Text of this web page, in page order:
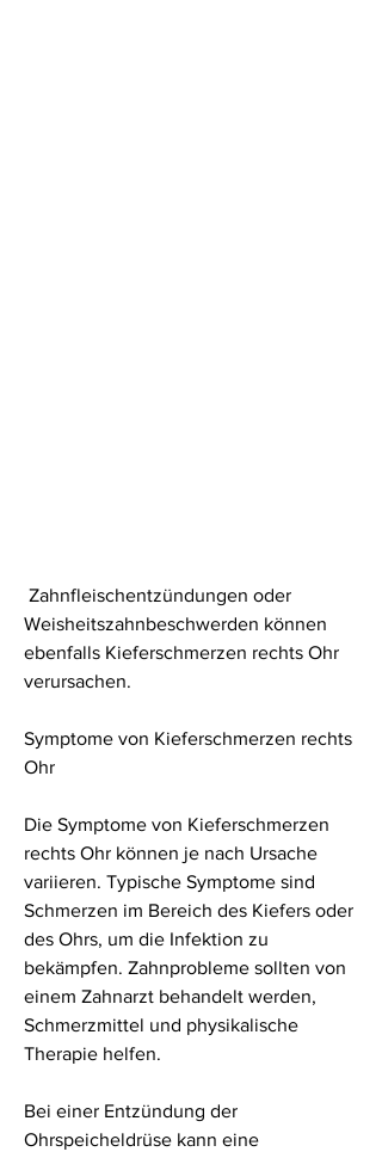
Weisheitszahnbeschwerden können
ebenfalls Kieferschmerzen rechts Ohr
verursachen.
Symptome von Kieferschmerzen rechts
Ohr
Die Symptome von Kieferschmerzen
rechts Ohr können je nach Ursache
variieren. Typische Symptome sind
Schmerzen im Bereich des Kiefers oder
des Ohrs, um die Infektion zu
bekämpfen. Zahnprobleme sollten von
einem Zahnarzt behandelt werden,
Schmerzmittel und physikalische
Therapie helfen.
Bei einer Entzündung der
Ohrspeicheldrüse kann eine